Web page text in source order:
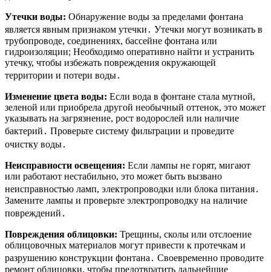
Утечки воды: Обнаружение воды за пределами фонтана
является явным признаком утечки․ Утечки могут возникать в
трубопроводе, соединениях, бассейне фонтана или
гидроизоляции; Необходимо оперативно найти и устранить
утечку, чтобы избежать повреждения окружающей
территории и потери воды․
Изменение цвета воды: Если вода в фонтане стала мутной,
зеленой или приобрела другой необычный оттенок, это может
указывать на загрязнение, рост водорослей или наличие
бактерий․ Проверьте систему фильтрации и проведите
очистку воды․
Неисправности освещения: Если лампы не горят, мигают
или работают нестабильно, это может быть вызвано
неисправностью ламп, электропроводки или блока питания․
Замените лампы и проверьте электропроводку на наличие
повреждений․
Повреждения облицовки: Трещины, сколы или отслоение
облицовочных материалов могут привести к протечкам и
разрушению конструкции фонтана․ Своевременно проводите
ремонт облицовки, чтобы предотвратить дальнейшие